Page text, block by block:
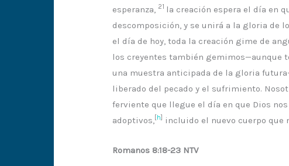
esperanza, 21 la creación espera el día en
descomposición, y se unirá a la gloria de
el día de hoy, toda la creación gime de
los creyentes también gemimos—aunque
una muestra anticipada de la gloria
liberado del pecado y el sufrimiento.
ferviente que llegue el día en que Dios
adoptivos, h incluido el nuevo cuerpo que
Romanos 8:18-23 NTV